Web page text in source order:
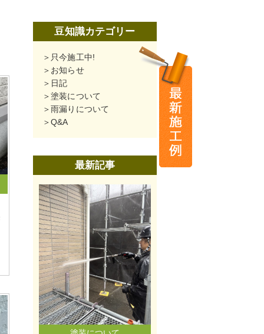
豆知識カテゴリー
只今施工中!
お知らせ
日記
塗装について
雨漏りについて
Q&A
最新記事